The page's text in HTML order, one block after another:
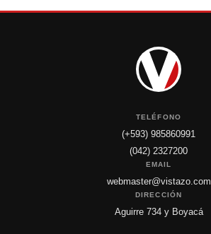
TELÉFONO
(+593) 985860991
(042) 2327200
EMAIL
webmaster@vistazo.com
DIRECCIÓN
Aguirre 734 y Boyacá